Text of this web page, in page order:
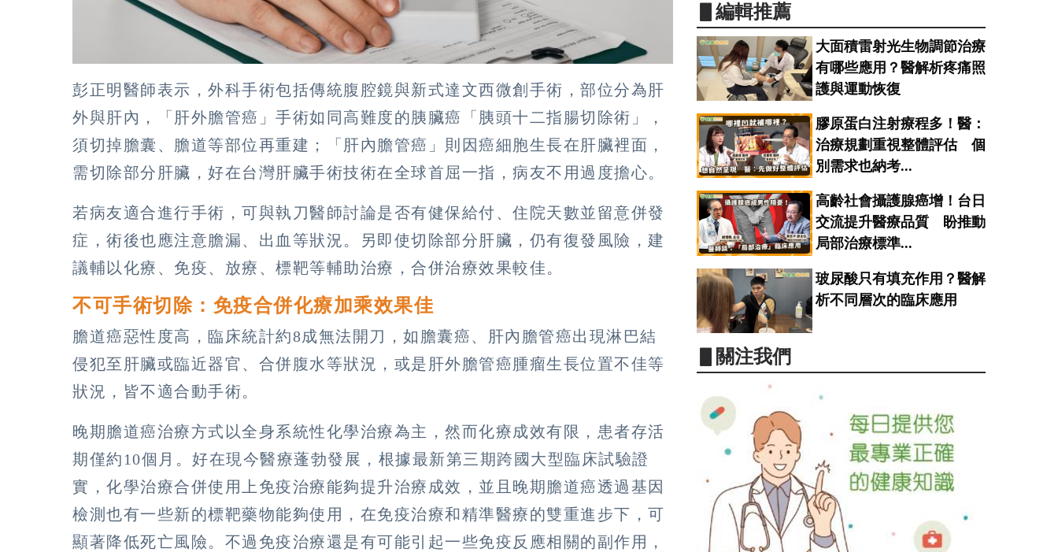
彭正明醫師表示，外科手術包括傳統腹腔鏡與新式達文西微創手術，部位分為肝
外與肝內，「肝外膽管癌」手術如同高難度的胰臟癌「胰頭十二指腸切除術」，
須切掉膽囊、膽道等部位再重建；「肝內膽管癌」則因癌細胞生長在肝臟裡面，
需切除部分肝臟，好在台灣肝臟手術技術在全球首屈一指，病友不用過度擔心。
若病友適合進行手術，可與執刀醫師討論是否有健保給付、住院天數並留意併發
症，術後也應注意膽漏、出血等狀況。另即使切除部分肝臟，仍有復發風險，建
議輔以化療、免疫、放療、標靶等輔助治療，合併治療效果較佳。
不可手術切除：免疫合併化療加乘效果佳
膽道癌惡性度高，臨床統計約8成無法開刀，如膽囊癌、肝內膽管癌出現淋巴結
侵犯至肝臟或臨近器官、合併腹水等狀況，或是肝外膽管癌腫瘤生長位置不佳等
狀況，皆不適合動手術。
晚期膽道癌治療方式以全身系統性化學治療為主，然而化療成效有限，患者存活
期僅約10個月。好在現今醫療蓬勃發展，根據最新第三期跨國大型臨床試驗證
實，化學治療合併使用上免疫治療能夠提升治療成效，並且晚期膽道癌透過基因
檢測也有一些新的標靶藥物能夠使用，在免疫治療和精準醫療的雙重進步下，可
顯著降低死亡風險。不過免疫治療還是有可能引起一些免疫反應相關的副作用，
▋編輯推薦
大面積雷射光生物調節治療
有哪些應用？醫解析疼痛照
護與運動恢復
膠原蛋白注射療程多！醫：
治療規劃重視整體評估 個
別需求也納考...
高齡社會攝護腺癌增！台日
交流提升醫療品質 盼推動
局部治療標準...
玻尿酸只有填充作用？醫解
析不同層次的臨床應用
▋關注我們